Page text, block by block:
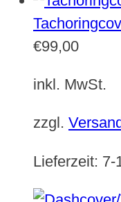
€99,00
inkl. MwSt.
zzgl. Versand
Lieferzeit: 7-